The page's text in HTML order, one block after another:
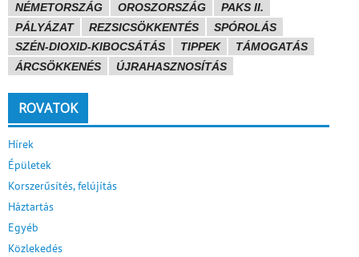
NÉMETORSZÁG
OROSZORSZÁG
PAKS II.
PÁLYÁZAT
REZSICSÖKKENTÉS
SPÓROLÁS
SZÉN-DIOXID-KIBOCSÁTÁS
TIPPEK
TÁMOGATÁS
ÁRCSÖKKENÉS
ÚJRAHASZNOSÍTÁS
ROVATOK
Hírek
Épületek
Korszerűsítés, felújítás
Háztartás
Egyéb
Közlekedés